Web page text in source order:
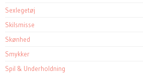
Sexlegetøj
Skilsmisse
Skønhed
Smykker
Spil & Underholdning